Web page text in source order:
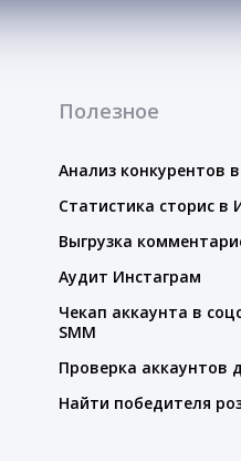
Полезное
Анализ конкурентов
Статистика сторис в
Выгрузка
Аудит Инстаграм
Чекап аккаунта в
SMM
Проверка аккаунтов
Найти победителя